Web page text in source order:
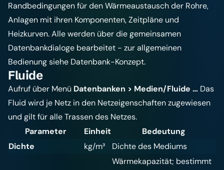
Randbedingungen für den Wärmeaustausch der Rohre,
Anlagen mit ihren Komponenten, Zeitpläne und
Heizkurven. Alle werden über die gemeinsamen
Datenbankdialoge bearbeitet - zur allgemeinen
Bedienung siehe Datenbank-Konzept.
Fluide
Aufruf über Menü Datenbanken > Medien/Fluide … Das
Fluid wird je Netz in den Netzeigenschaften zugewiesen
und gilt für alle Trassen des Netzes.
Parameter
Einheit
Bedeutung
Dichte
kg/m³ Dichte des Mediums
Wärmekapazität; bestimmt